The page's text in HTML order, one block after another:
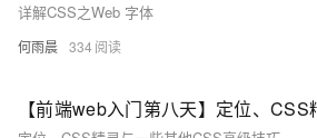
详解CSS之Web 字体
何雨晨 334